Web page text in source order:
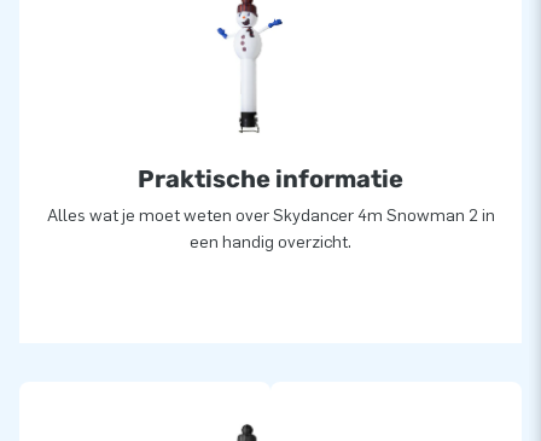
Praktische informatie
Alles wat je moet weten over Skydancer 4m Snowman 2 in
een handig overzicht.